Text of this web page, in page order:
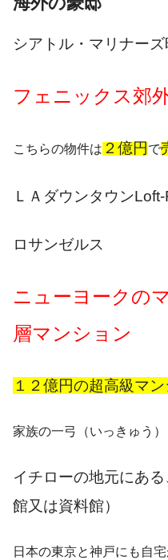
シアトル・マリナー
フェニックス郊
こちらの物件は ２億円 で
ＬＡダウンタウン
ロサンゼルス
ニューヨークの
層マンション
１２億円の超高級マ
家族の一弓（いっきゅう）
イチローの地元にあ
館又は資料館）
日本の東京と神戸にも自